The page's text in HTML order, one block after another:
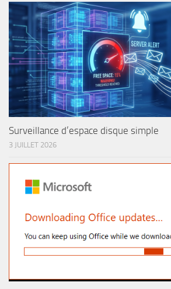
Surveillance d’espace disque simple
3 JUILLET 2026